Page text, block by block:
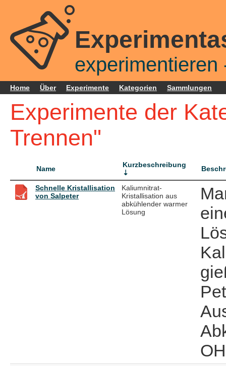
experimentieren
Home Über Experimente Kategorien Sammlungen
Experimente der
Trennen"
Name Kurzbeschreibung
Schnelle Kristallisation
von Salpeter
Kaliumnitrat-
Kristallisation aus
abkühlender warmer
Lösung